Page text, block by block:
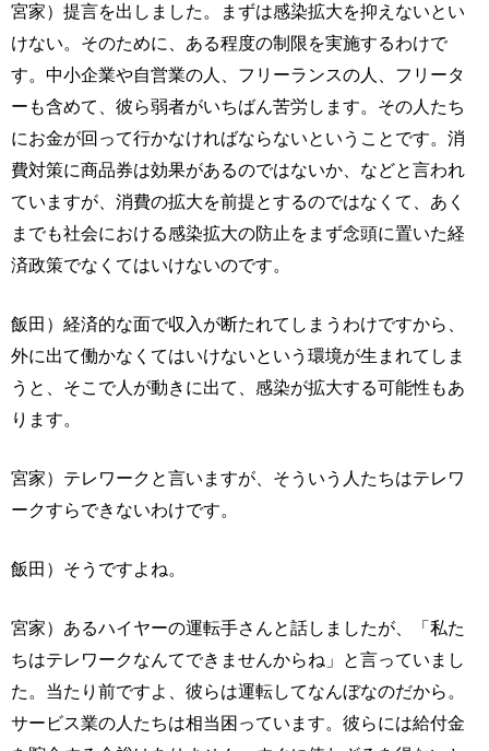
宮家）提言を出しました。まずは感染拡大を抑えないとい
けない。そのために、ある程度の制限を実施するわけで
す。中小企業や自営業の人、フリーランスの人、フリータ
ーも含めて、彼ら弱者がいちばん苦労します。その人たち
にお金が回って行かなければならないということです。消
費対策に商品券は効果があるのではないか、などと言われ
ていますが、消費の拡大を前提とするのではなくて、あく
までも社会における感染拡大の防止をまず念頭に置いた経
済政策でなくてはいけないのです。
飯田）経済的な面で収入が断たれてしまうわけですから、
外に出て働かなくてはいけないという環境が生まれてしま
うと、そこで人が動きに出て、感染が拡大する可能性もあ
ります。
宮家）テレワークと言いますが、そういう人たちはテレワ
ークすらできないわけです。
飯田）そうですよね。
宮家）あるハイヤーの運転手さんと話しましたが、「私た
ちはテレワークなんてできませんからね」と言っていまし
た。当たり前ですよ、彼らは運転してなんぼなのだから。
サービス業の人たちは相当困っています。彼らには給付金